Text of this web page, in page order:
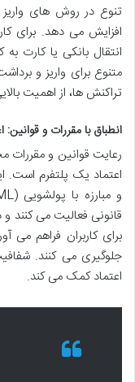
تنوع در روش های واریز
افزایش می دهد. برای
انتقال بانکی یا کارت
متنوع برای واریز و
تراکنش ها، از اهمیت
انطباق با مقررات و قوانین:
رعایت قوانین و مقررات
قانونی فعالیت می کنند
برای کاربران فراهم می
جلوگیری می کنند.
اعتماد کمک می کند.